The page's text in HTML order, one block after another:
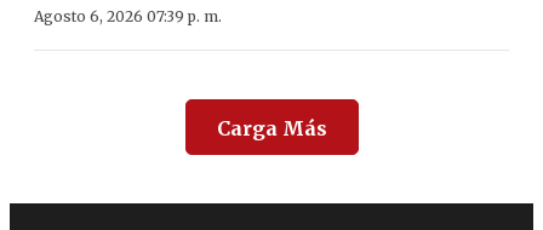
Agosto 6, 2026 07:39 p. m.
Carga Más